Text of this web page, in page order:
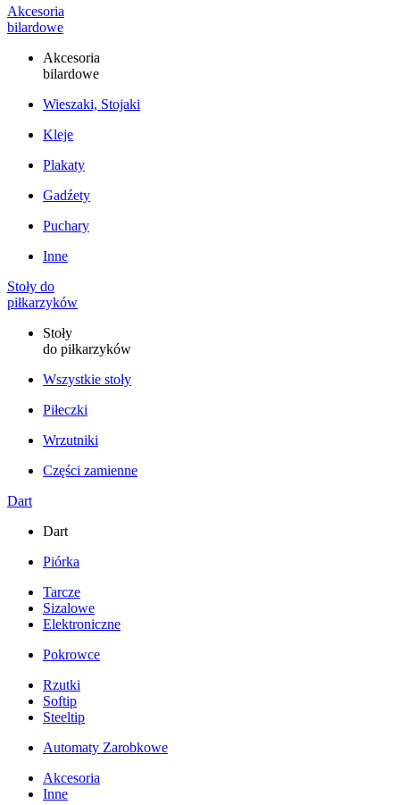
Akcesoria
bilardowe
Akcesoria
bilardowe
Wieszaki, Stojaki
Kleje
Plakaty
Gadźety
Puchary
Inne
Stoły do
piłkarzyków
Stoły
do piłkarzyków
Wszystkie stoły
Piłeczki
Wrzutniki
Części zamienne
Dart
Dart
Piórka
Tarcze
Sizalowe
Elektroniczne
Pokrowce
Rzutki
Softip
Steeltip
Automaty Zarobkowe
Akcesoria
Inne